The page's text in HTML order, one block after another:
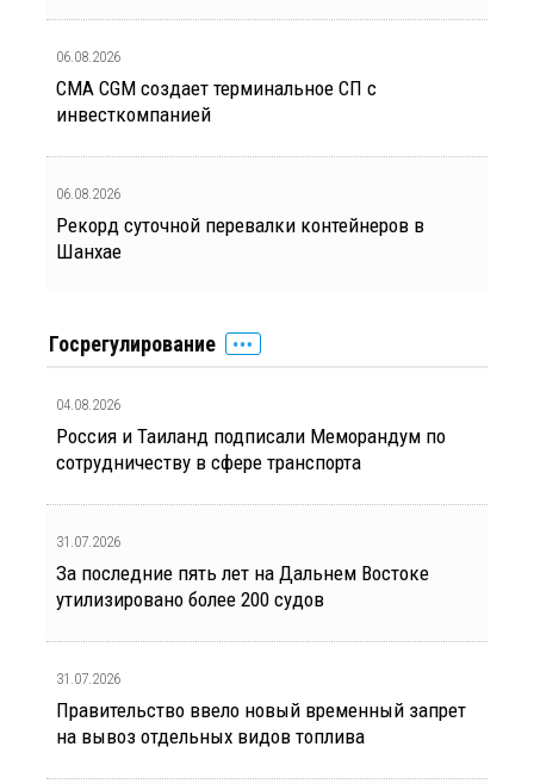
06.08.2026
CMA CGM создает терминальное СП с
инвесткомпанией
06.08.2026
Рекорд суточной перевалки контейнеров в
Шанхае
Госрегулирование
04.08.2026
Россия и Таиланд подписали Меморандум по
сотрудничеству в сфере транспорта
31.07.2026
За последние пять лет на Дальнем Востоке
утилизировано более 200 судов
31.07.2026
Правительство ввело новый временный запрет
на вывоз отдельных видов топлива